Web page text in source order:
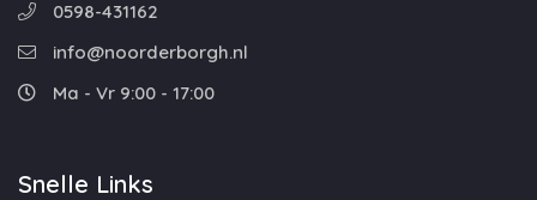
0598-431162
info@noorderborgh.nl
Ma - Vr 9:00 - 17:00
Snelle Links